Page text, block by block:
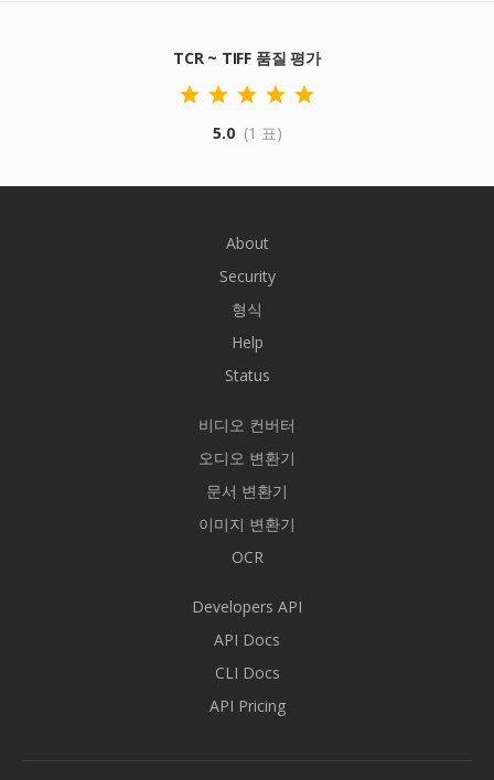
TCR ~ TIFF 품질 평가
5.0 (1 표)
About
Security
형식
Help
Status
비디오 컨버터
오디오 변환기
문서 변환기
이미지 변환기
OCR
Developers API
API Docs
CLI Docs
API Pricing